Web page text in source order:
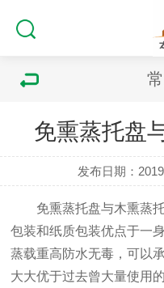
免熏蒸托盘
发布日期：
免熏蒸托盘与木熏蒸
包装和纸质包装优点于一
蒸载重高防水无毒，可以
大大优于过去曾大量使用